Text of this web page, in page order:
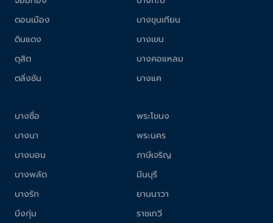
ดอนเมือง
ดินแดง
ดุสิต
ตลิ่งชัน
บางขุนเทียน
บางเขน
บางคอแหลม
บางแค
บางซื่อ
บางนา
บางบอน
บางพลัด
บางรัก
บึงกุ่ม
พระโขนง
พระนคร
ภาษีเจริญ
มีนบุรี
ยานนาวา
ราชเทวี